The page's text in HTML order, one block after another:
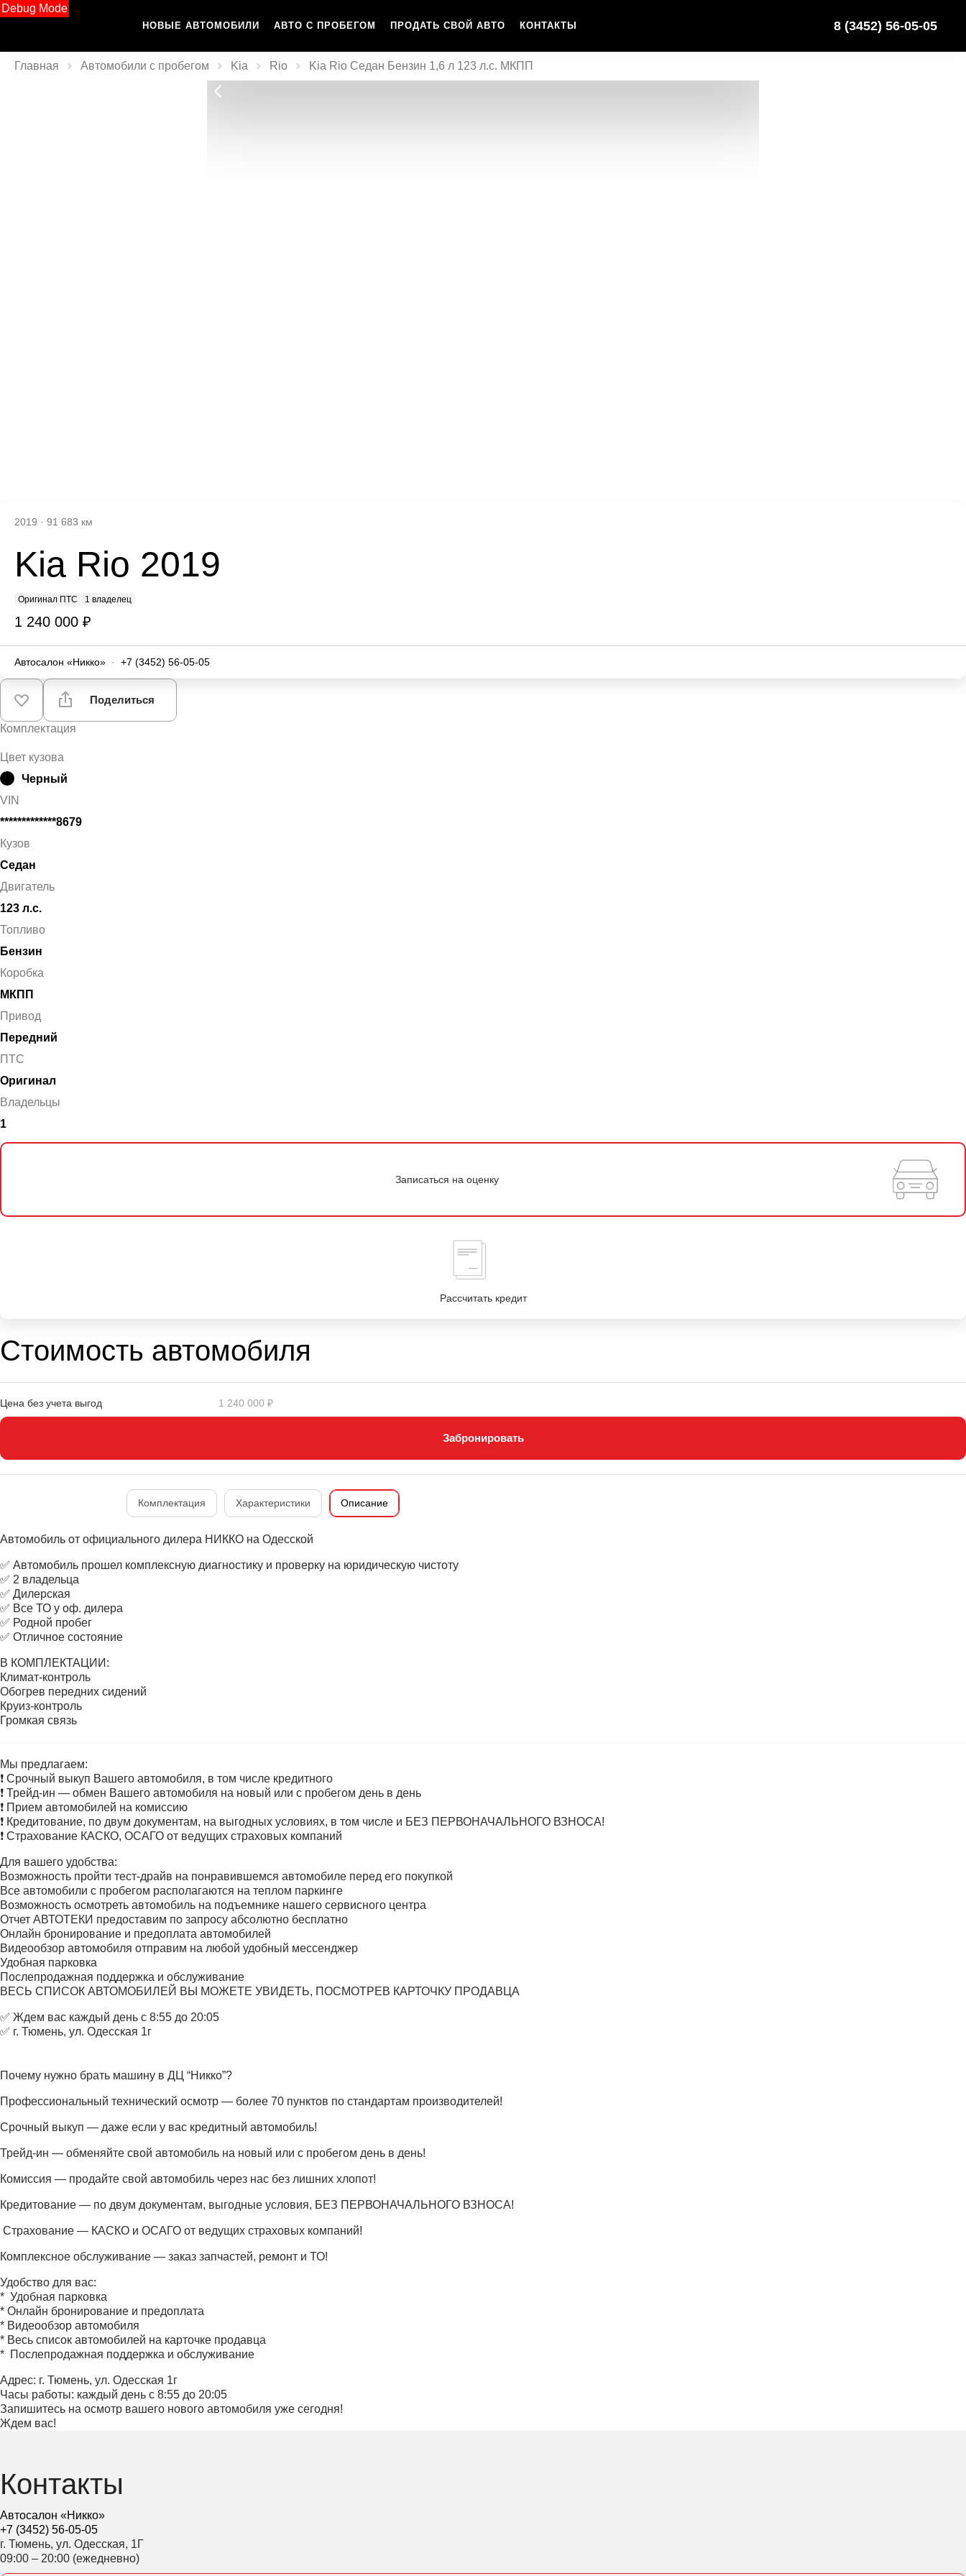
Debug Mode
НОВЫЕ АВТОМОБИЛИ АВТО С ПРОБЕГОМ ПРОДАТЬ СВОЙ АВТО КОНТАКТЫ 8 (3452) 56-05-05
Главная Автомобили с пробегом Kia Rio Kia Rio Седан Бензин 1,6 л 123 л.с. МКПП
2019 · 91 683 км
Kia Rio 2019
Оригинал ПТС 1 владелец
1 240 000 ₽
Автосалон «Никко» · +7 (3452) 56-05-05
Поделиться
Комплектация
Цвет кузова
Черный
VIN
*************8679
Кузов
Седан
Двигатель
123 л.с.
Топливо
Бензин
Коробка
МКПП
Привод
Передний
ПТС
Оригинал
Владельцы
1
Записаться на оценку
Рассчитать кредит
Стоимость автомобиля
Цена без учета выгод 1 240 000 ₽
Забронировать
Комплектация Характеристики Описание
Автомобиль от официального дилера НИККО на Одесской
✅ Автомобиль прошел комплексную диагностику и проверку на юридическую чистоту
✅ 2 владельца
✅ Дилерская
✅ Все ТО у оф. дилера
✅ Родной пробег
✅ Отличное состояние
В КОМПЛЕКТАЦИИ:
Климат-контроль
Обогрев передних сидений
Круиз-контроль
Громкая связь
Мы предлагаем:
❗ Срочный выкуп Вашего автомобиля, в том числе кредитного
❗ Трейд-ин — обмен Вашего автомобиля на новый или с пробегом день в день
❗ Прием автомобилей на комиссию
❗ Кредитование, по двум документам, на выгодных условиях, в том числе и БЕЗ ПЕРВОНАЧАЛЬНОГО ВЗНОСА!
❗ Страхование КАСКО, ОСАГО от ведущих страховых компаний
Для вашего удобства:
Возможность пройти тест-драйв на понравившемся автомобиле перед его покупкой
Все автомобили с пробегом располагаются на теплом паркинге
Возможность осмотреть автомобиль на подъемнике нашего сервисного центра
Отчет АВТОТЕКИ предоставим по запросу абсолютно бесплатно
Онлайн бронирование и предоплата автомобилей
Видеообзор автомобиля отправим на любой удобный мессенджер
Удобная парковка
Послепродажная поддержка и обслуживание
ВЕСЬ СПИСОК АВТОМОБИЛЕЙ ВЫ МОЖЕТЕ УВИДЕТЬ, ПОСМОТРЕВ КАРТОЧКУ ПРОДАВЦА
✅ Ждем вас каждый день с 8:55 до 20:05
✅ г. Тюмень, ул. Одесская 1г
Почему нужно брать машину в ДЦ “Никко”?
Профессиональный технический осмотр — более 70 пунктов по стандартам производителей!
Срочный выкуп — даже если у вас кредитный автомобиль!
Трейд-ин — обменяйте свой автомобиль на новый или с пробегом день в день!
Комиссия — продайте свой автомобиль через нас без лишних хлопот!
Кредитование — по двум документам, выгодные условия, БЕЗ ПЕРВОНАЧАЛЬНОГО ВЗНОСА!
️ Страхование — КАСКО и ОСАГО от ведущих страховых компаний!
Комплексное обслуживание — заказ запчастей, ремонт и ТО!
Удобство для вас:
* ️ Удобная парковка
* Онлайн бронирование и предоплата
* Видеообзор автомобиля
* Весь список автомобилей на карточке продавца
* ️ Послепродажная поддержка и обслуживание
Адрес: г. Тюмень, ул. Одесская 1г
Часы работы: каждый день с 8:55 до 20:05
Запишитесь на осмотр вашего нового автомобиля уже сегодня!
Ждем вас!
Контакты
Автосалон «Никко»
+7 (3452) 56-05-05
г. Тюмень, ул. Одесская, 1Г
09:00 – 20:00 (ежедневно)